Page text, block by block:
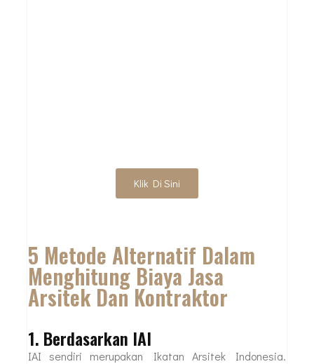
Klik Di Sini
5 Metode Alternatif Dalam
Menghitung Biaya Jasa
Arsitek Dan Kontraktor
1. Berdasarkan IAI
IAI sendiri merupakan Ikatan Arsitek Indonesia.